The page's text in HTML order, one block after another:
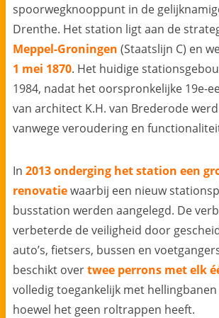
spoorwegknooppunt in de
Drenthe. Het station ligt aan de
Meppel-Groningen (Staatslijn C) en
1 mei 1870. Het huidige
1984, nadat het oorspronkelijke 19e-
van architect K.H. van Brederode
vanwege veroudering en
In 2013 onderging het station een
renovatiewaarbij een nieuw
busstation werden aangelegd. De
verbeterde de veiligheid door
auto’s, fietsers, bussen en
beschikt overtwee perrons met elk
volledig toegankelijk met
hoewel het geen roltrappen heeft.